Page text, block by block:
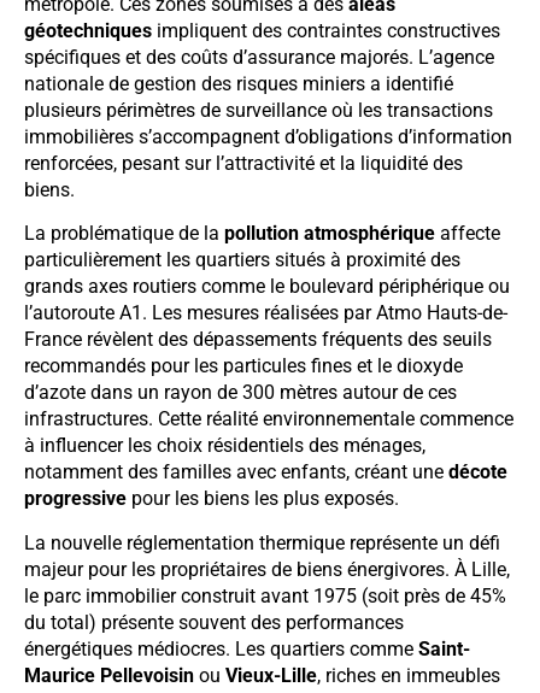
géotechniques impliquent des contraintes constructives
spécifiques et des coûts d’assurance majorés. L’agence
nationale de gestion des risques miniers a identifié
plusieurs périmètres de surveillance où les transactions
immobilières s’accompagnent d’obligations d’information
renforcées, pesant sur l’attractivité et la liquidité des
biens.
La problématique de la pollution atmosphérique affecte
particulièrement les quartiers situés à proximité des
grands axes routiers comme le boulevard périphérique ou
l’autoroute A1. Les mesures réalisées par Atmo Hauts-de-
France révèlent des dépassements fréquents des seuils
recommandés pour les particules fines et le dioxyde
d’azote dans un rayon de 300 mètres autour de ces
infrastructures. Cette réalité environnementale commence
à influencer les choix résidentiels des ménages,
notamment des familles avec enfants, créant une décote
progressive pour les biens les plus exposés.
La nouvelle réglementation thermique représente un défi
majeur pour les propriétaires de biens énergivores. À Lille,
le parc immobilier construit avant 1975 (soit près de 45%
du total) présente souvent des performances
énergétiques médiocres. Les quartiers comme Saint-
Maurice Pellevoisin ou Vieux-Lille, riches en immeubles